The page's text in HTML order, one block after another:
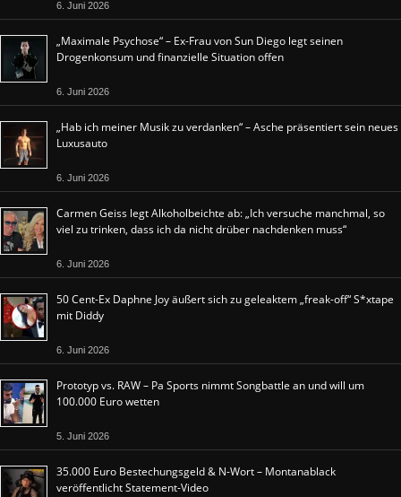
6. Juni 2026
„Maximale Psychose“ – Ex-Frau von Sun Diego legt seinen
Drogenkonsum und finanzielle Situation offen
6. Juni 2026
„Hab ich meiner Musik zu verdanken“ – Asche präsentiert sein neues
Luxusauto
6. Juni 2026
Carmen Geiss legt Alkoholbeichte ab: „Ich versuche manchmal, so
viel zu trinken, dass ich da nicht drüber nachdenken muss“
6. Juni 2026
50 Cent-Ex Daphne Joy äußert sich zu geleaktem „freak-off“ S*xtape
mit Diddy
6. Juni 2026
Prototyp vs. RAW – Pa Sports nimmt Songbattle an und will um
100.000 Euro wetten
5. Juni 2026
35.000 Euro Bestechungsgeld & N-Wort – Montanablack
veröffentlicht Statement-Video